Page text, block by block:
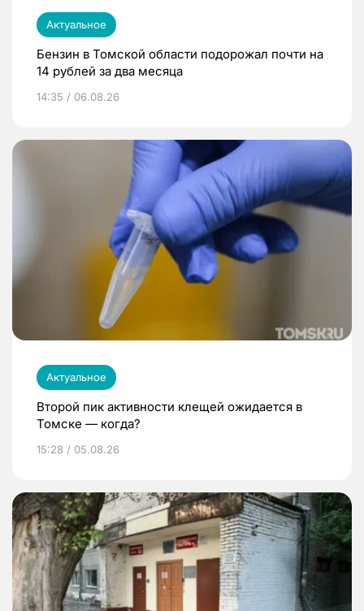
Актуальное
Бензин в Томской области подорожал почти на
14 рублей за два месяца
14:35 / 06.08.26
Актуальное
Второй пик активности клещей ожидается в
Томске — когда?
15:28 / 05.08.26